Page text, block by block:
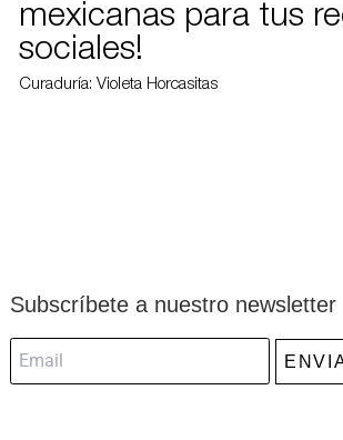
mexicanas para tus
sociales!
Curaduría: Violeta Horcasitas
Subscríbete a nuestro newsletter